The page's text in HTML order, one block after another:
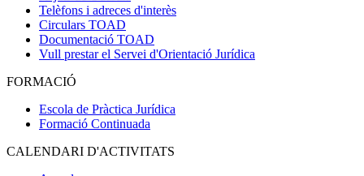
Telèfons i adreces d'interès
Circulars TOAD
Documentació TOAD
Vull prestar el Servei d'Orientació Jurídica
FORMACIÓ
Escola de Pràctica Jurídica
Formació Continuada
CALENDARI D'ACTIVITATS